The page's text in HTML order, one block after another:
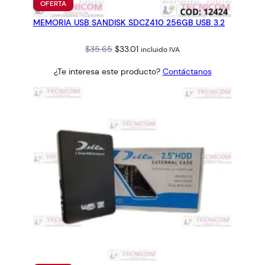
OFERTAPRODUCTO
EN
OFERTA
MEMORIA USB SANDISK SDCZ410 256GB USB 3.2
$35.65 Original
was:
$33.01Current
is:
incluido IVA
¿Te interesa este producto? Contáctanos